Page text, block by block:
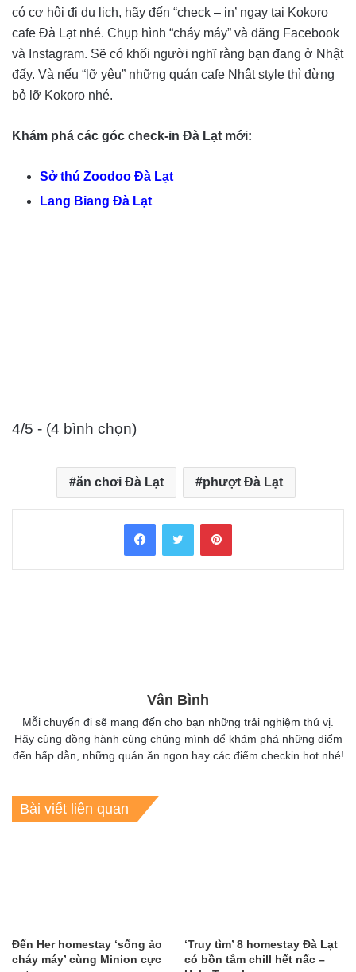
có cơ hội đi du lịch, hãy đến “check – in’ ngay tai Kokoro
cafe Đà Lạt nhé. Chụp hình “cháy máy” và đăng Facebook
và Instagram. Sẽ có khối người nghĩ rằng bạn đang ở Nhật
đấy. Và nếu “lỡ yêu” những quán cafe Nhật style thì đừng
bỏ lỡ Kokoro nhé.
Khám phá các góc check-in Đà Lạt mới:
Sở thú Zoodoo Đà Lạt
Lang Biang Đà Lạt
4/5 - (4 bình chọn)
ăn chơi Đà Lạt phượt Đà Lạt
FacebookTwitter Pinterest
Vân Bình
Mỗi chuyến đi sẽ mang đến cho bạn những trải nghiệm thú vị.
Hãy cùng đồng hành cùng chúng mình để khám phá những điểm
đến hấp dẫn, những quán ăn ngon hay các điểm checkin hot nhé!
Bài viết liên quan
Đến Her homestay ‘sống ảo
cháy máy’ cùng Minion cực
‘Truy tìm’ 8 homestay Đà Lạt
có bồn tắm chill hết nấc –